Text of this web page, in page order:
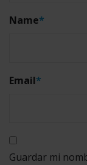
Name*
Email*
Guardar mi